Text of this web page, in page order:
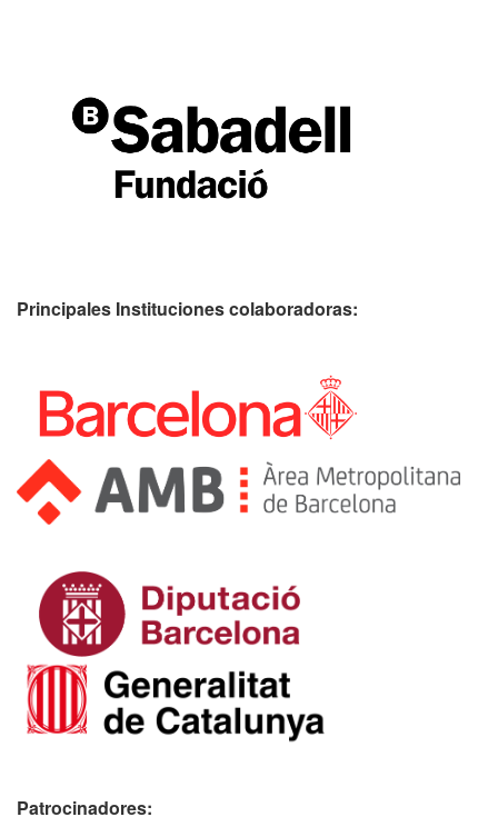
Principales Instituciones colaboradoras:
Patrocinadores: